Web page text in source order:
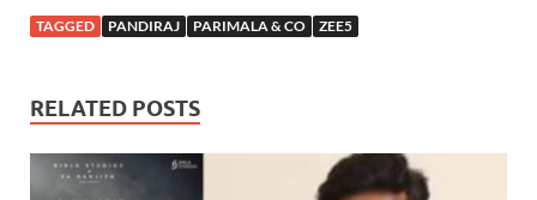
TAGGED PANDIRAJ PARIMALA & CO ZEE5
RELATED POSTS